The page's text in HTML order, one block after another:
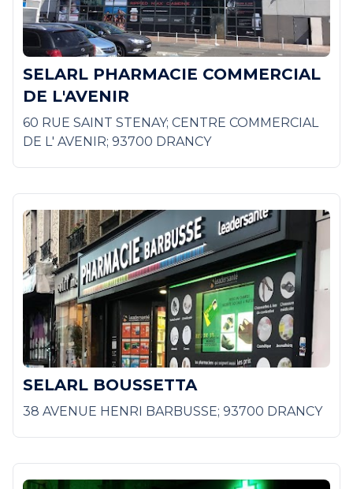
SELARL PHARMACIE COMMERCIAL
DE L'AVENIR
60 RUE SAINT STENAY; CENTRE COMMERCIAL
DE L' AVENIR; 93700 DRANCY
SELARL BOUSSETTA
38 AVENUE HENRI BARBUSSE; 93700 DRANCY